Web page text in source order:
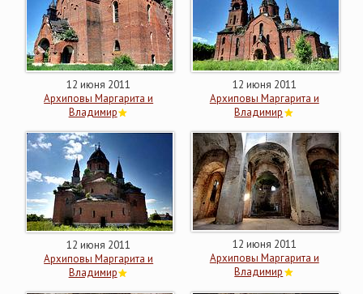
12 июня 2011
Архиповы Маргарита и
Владимир
12 июня 2011
Архиповы Маргарита и
Владимир
12 июня 2011
Архиповы Маргарита и
Владимир
12 июня 2011
Архиповы Маргарита и
Владимир